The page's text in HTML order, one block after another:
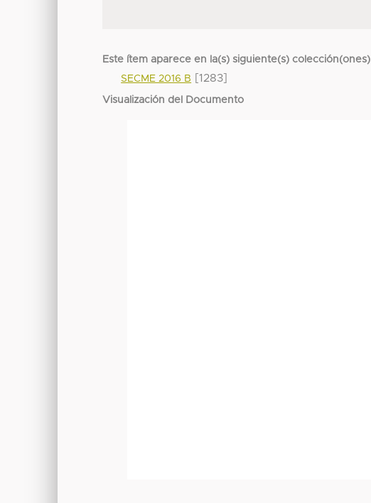
Este ítem aparece en la(s) siguiente(s) colección(ones)
SECME 2016 B
[1283]
Visualización del Documento